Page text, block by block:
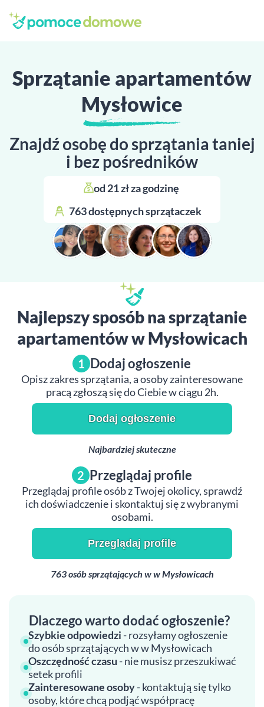
Sprzątanie apartamentów
Mysłowice
Znajdź osobę do sprzątania taniej
i bez pośredników
od 21 zł za godzinę
763 dostępnych sprzątaczek
Najlepszy sposób na sprzątanie
apartamentów w Mysłowicach
1 Dodaj ogłoszenie
Opisz zakres sprzątania, a osoby zainteresowane
pracą zgłoszą się do Ciebie w ciągu 2h.
Dodaj ogłoszenie
Najbardziej skuteczne
2 Przeglądaj profile
Przeglądaj profile osób z Twojej okolicy, sprawdź
ich doświadczenie i skontaktuj się z wybranymi
osobami.
Przeglądaj profile
763 osób sprzątających w w Mysłowicach
Dlaczego warto dodać ogłoszenie?
Szybkie odpowiedzi - rozsyłamy ogłoszenie
do osób sprzątających w w Mysłowicach
Oszczędność czasu - nie musisz przeszukiwać
setek profili
Zainteresowane osoby- kontaktują się tylko
osoby, które chcą podjąć współpracę